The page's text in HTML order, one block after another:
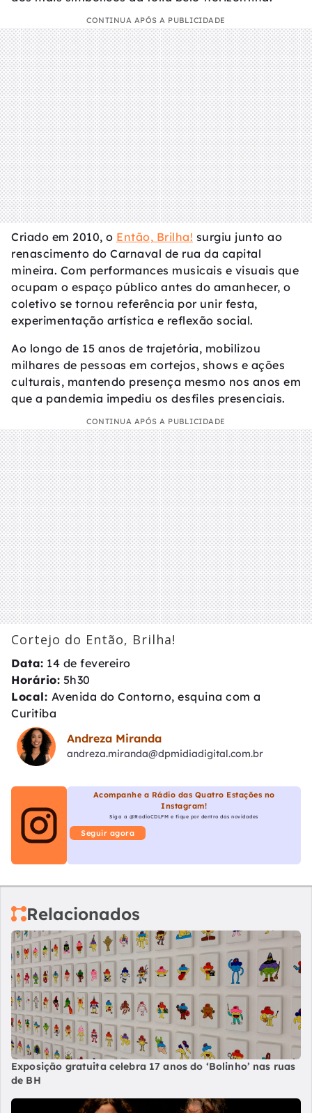
CONTINUA APÓS A PUBLICIDADE
Criado em 2010, o Então, Brilha! surgiu junto ao
renascimento do Carnaval de rua da capital
mineira. Com performances musicais e visuais que
ocupam o espaço público antes do amanhecer, o
coletivo se tornou referência por unir festa,
experimentação artística e reflexão social.
Ao longo de 15 anos de trajetória, mobilizou
milhares de pessoas em cortejos, shows e ações
culturais, mantendo presença mesmo nos anos em
que a pandemia impediu os desfiles presenciais.
CONTINUA APÓS A PUBLICIDADE
Cortejo do Então, Brilha!
Data: 14 de fevereiro
Horário: 5h30
Local: Avenida do Contorno, esquina com a
Curitiba
Andreza Miranda
andreza.miranda@dpmidiadigital.com.br
Acompanhe a Rádio das Quatro Estações no
Instagram!
Siga a @RadioCDLFM e fique por dentro das novidades
Seguir agora
Relacionados
Exposição gratuita celebra 17 anos do ‘Bolinho’ nas ruas
de BH